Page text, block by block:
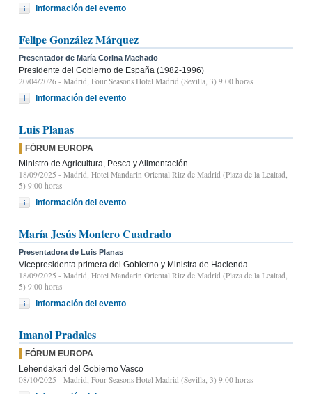
Información del evento
Felipe González Márquez
Presentador de María Corina Machado
Presidente del Gobierno de España (1982-1996)
20/04/2026 - Madrid, Four Seasons Hotel Madrid (Sevilla, 3) 9.00 horas
Información del evento
Luis Planas
FÓRUM EUROPA
Ministro de Agricultura, Pesca y Alimentación
18/09/2025 - Madrid, Hotel Mandarin Oriental Ritz de Madrid (Plaza de la Lealtad,
5) 9:00 horas
Información del evento
María Jesús Montero Cuadrado
Presentadora de Luis Planas
Vicepresidenta primera del Gobierno y Ministra de Hacienda
18/09/2025 - Madrid, Hotel Mandarin Oriental Ritz de Madrid (Plaza de la Lealtad,
5) 9:00 horas
Información del evento
Imanol Pradales
FÓRUM EUROPA
Lehendakari del Gobierno Vasco
08/10/2025 - Madrid, Four Seasons Hotel Madrid (Sevilla, 3) 9.00 horas